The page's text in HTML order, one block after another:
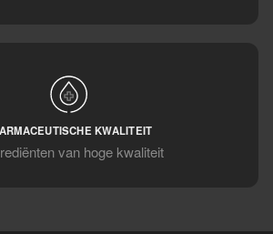
KWALITEIT
van hoge kwaliteit